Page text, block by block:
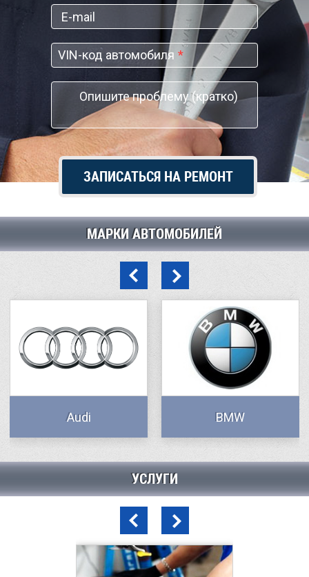
VIN-код автомобиля *
МАРКИ АВТОМОБИЛЕЙ
Audi BMW
УСЛУГИ